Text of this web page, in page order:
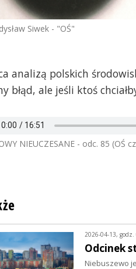
Siwek - "OŚ"
analizą polskich
błąd, ale jeśli ktoś
NIEUCZESANE - odc. 85 (OŚ
2026-04-13, godz.
Odcinek
Niebuszewo